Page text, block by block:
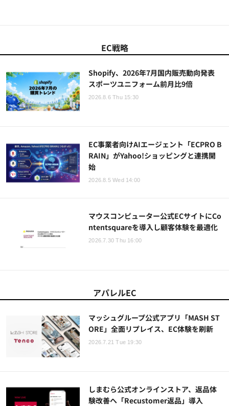
EC戦略
Shopify、2026年7月国内販売動向発表
スポーツユニフォーム前月比9倍
2026.8.6 Thu 15:30
EC事業者向けAIエージェント「ECPRO B
RAIN」がYahoo!ショッピングと連携開
始
2026.8.5 Wed 14:00
マウスコンピューター公式ECサイトにCo
ntentsquareを導入し顧客体験を最適化
2026.7.30 Thu 16:00
アパレルEC
マッシュグループ公式アプリ「MASH ST
ORE」全面リプレイス、EC体験を刷新
2026.7.21 Tue 19:30
しまむら公式オンラインストア、返品体
験改善へ「Recustomer返品」導入